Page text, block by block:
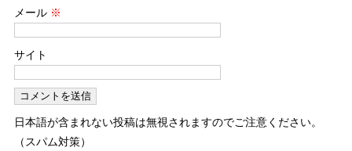
メール ※
サイト
日本語が含まれない投稿は無視されますのでご注意ください。
（スパム対策）